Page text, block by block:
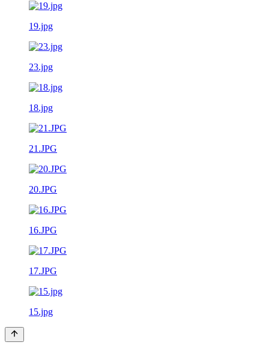
19.jpg
23.jpg
18.jpg
21.JPG
20.JPG
16.JPG
17.JPG
15.jpg